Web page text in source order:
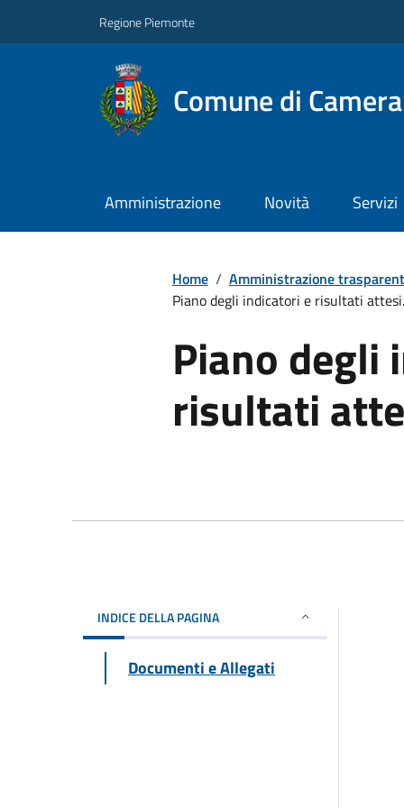
Regione Piemonte
Comune di
Amministrazione Novità Servizi
Home / Amministrazione
Piano degli indicatori e risultati
Piano degli
risultati
INDICE DELLA PAGINA
Documenti e Allegati